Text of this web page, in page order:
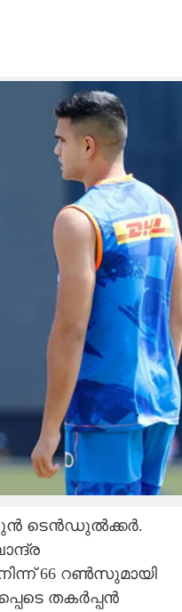
ടെൻഡുൽക്കർ.
66 റൺസുമായി
തകർപ്പൻ